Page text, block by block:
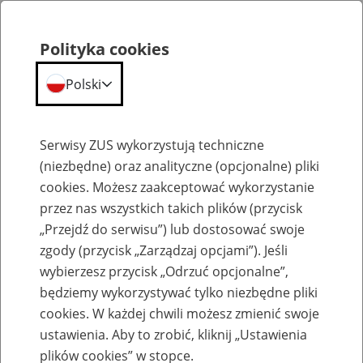
Emerytury
Baza zlikwidowanych lub
przekształconych zakładów pracy
Polityka cookies
Polski
Serwisy ZUS wykorzystują techniczne
(niezbędne) oraz analityczne (opcjonalne) pliki
cookies. Możesz zaakceptować wykorzystanie
przez nas wszystkich takich plików (przycisk
„Przejdź do serwisu”) lub dostosować swoje
zgody (przycisk „Zarządzaj opcjami”). Jeśli
wybierzesz przycisk „Odrzuć opcjonalne”,
będziemy wykorzystywać tylko niezbędne pliki
cookies. W każdej chwili możesz zmienić swoje
ustawienia. Aby to zrobić, kliknij „Ustawienia
plików cookies” w stopce.